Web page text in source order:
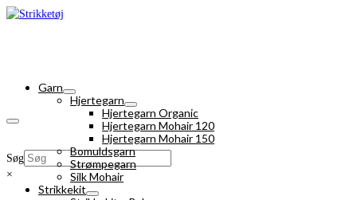
Søg
×
Garn
Hjertegarn
Hjertegarn Organic
Hjertegarn Mohair 120
Hjertegarn Mohair 150
Bomuldsgarn
Strømpegarn
Silk Mohair
Strikkekit